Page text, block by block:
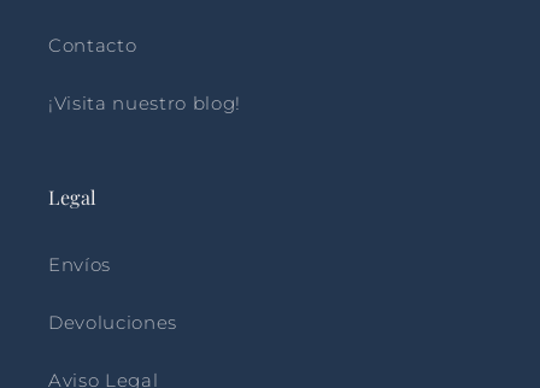
Contacto
¡Visita nuestro blog!
Legal
Envíos
Devoluciones
Aviso Legal